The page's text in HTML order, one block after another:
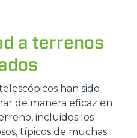
a terrenos
han sido
de manera eficaz en
incluidos los
típicos de muchas